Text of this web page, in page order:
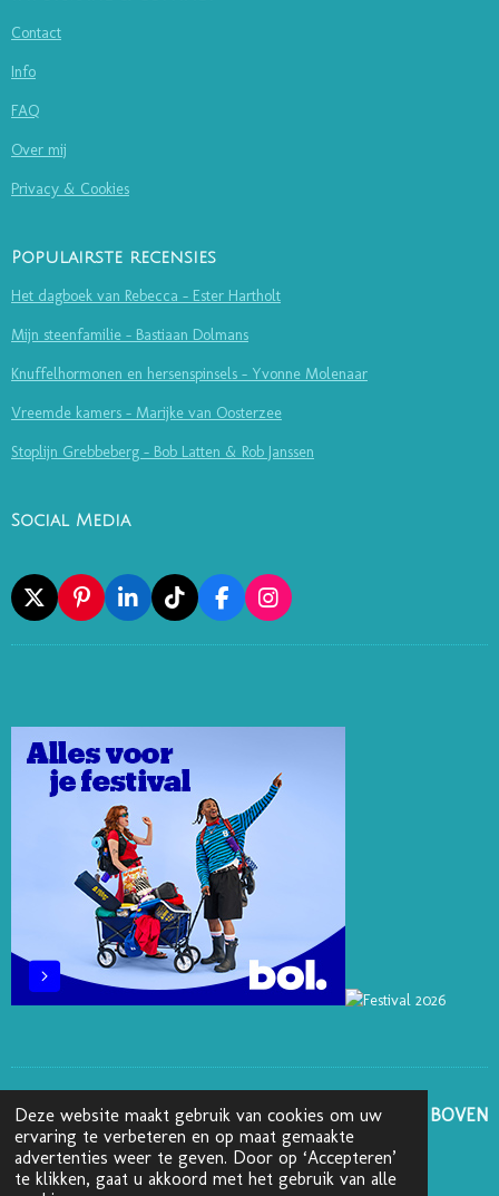
Deze website maakt gebruik van cookies om uw
ervaring te verbeteren en op maat gemaakte
advertenties weer te geven. Door op ‘Accepteren’
te klikken, gaat u akkoord met het gebruik van alle
Contact
Info
FAQ
Over mij
Privacy & Cookies
Populairste recensies
Het dagboek van Rebecca - Ester Hartholt
Mijn steenfamilie - Bastiaan Dolmans
Knuffelhormonen en hersenspinsels - Yvonne Molenaar
Vreemde kamers - Marijke van Oosterzee
Stoplijn Grebbeberg - Bob Latten & Rob Janssen
Social Media
X
P
I
N
E
S
T
L
I
N
I
N
T
I
K
F
A
C
O
I
N
S
R
M
GA NAAR BOVEN
© 2025 - 2026 Boekenblog van Ann